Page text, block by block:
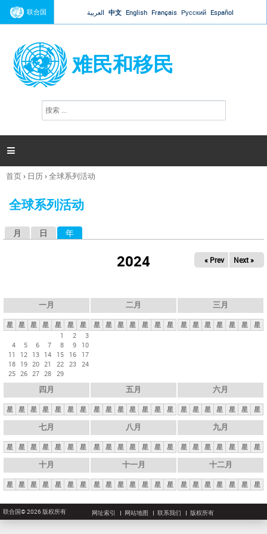
Jump to navigation
联合国 العربية 中文 English Français Русский Español
难民和移民
搜
索

你
这
首页› 日历›全球系列活动
全球系列活动
月 日 年
2024 « Prev Next »
一月
星 星 星 星 星 星
星
1
2
3
4
5 6 7 8 9
10
11
12 13 14 15 16
17
18 19 20 21 22 23 24
25 26 27 28 29
二月
星 星 星 星 星 星 星
三月
星 星 星 星 星 星 星
四月
星 星 星 星 星 星 星
五月
星 星 星 星 星 星 星
六月
星 星 星 星 星 星 星
七月
星 星 星 星 星 星 星
八月
星 星 星 星 星 星 星
九月
星 星 星 星 星 星 星
十月
星 星 星 星 星 星 星
十一月
星 星 星 星 星 星 星
十二月
星 星 星 星 星 星 星
联合国© 2026 版权所有 网址索引 网站地图 联系我们 版权所有